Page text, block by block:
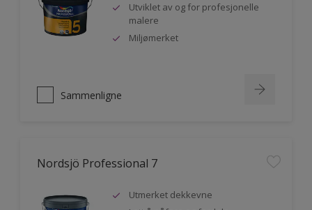
Utviklet av og for profesjonelle
malere
Miljømerket
Sammenligne
Nordsjö Professional 7
Utmerket dekkevne